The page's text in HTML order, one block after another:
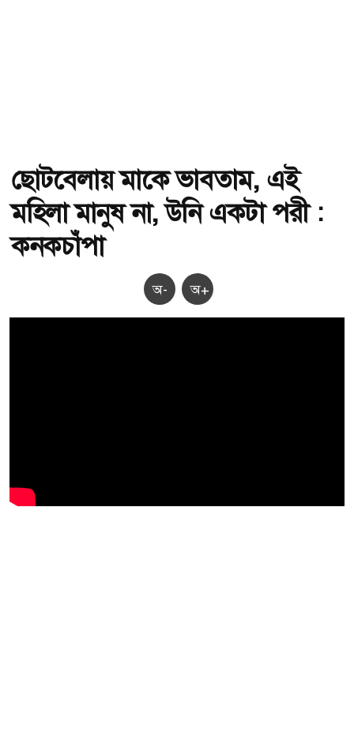
ছোটবেলায় মাকে ভাবতাম, এই
মহিলা মানুষ না, উনি একটা পরী :
কনকচাঁপা
অ- অ+